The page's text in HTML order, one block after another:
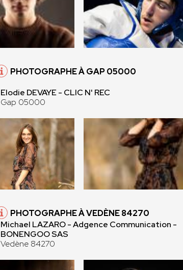
PHOTOGRAPHE À GAP 05000
Elodie DEVAYE - CLIC N' REC
Gap 05000
PHOTOGRAPHE À VEDÈNE 84270
Michael LAZARO - Adgence Communication -
BONENGOO SAS
Vedène 84270